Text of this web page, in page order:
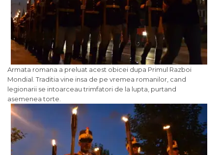
Armata romana a preluat acest obicei dupa Primul Razboi
Mondial. Traditia vine insa de pe vremea romanilor, cand
legionarii se intoarceau trimfatori de la lupta, purtand
asemenea torte.